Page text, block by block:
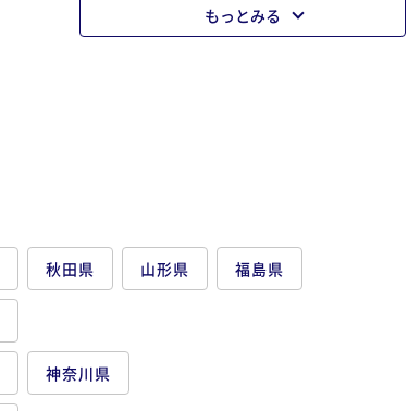
大井町駅
五反田駅 大森駅 蒲田駅
もっとみる
秋田県 山形県 福島県
神奈川県